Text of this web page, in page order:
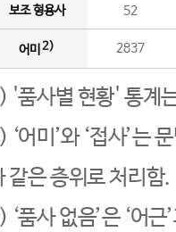
보조 형용사 52
어미 2) 2837
'품사별 현황' 통계
‘어미’와 ‘접사’는
같은 층위로 처리함.
‘품사 없음’은 ‘어